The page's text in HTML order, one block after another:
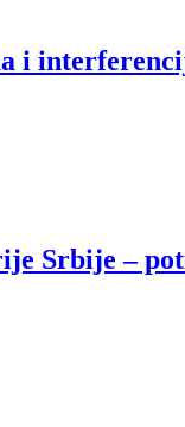
i
Srbije –